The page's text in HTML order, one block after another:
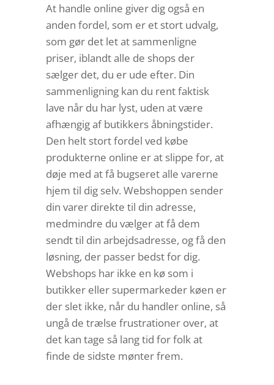
At handle online giver dig også en
anden fordel, som er et stort udvalg,
som gør det let at sammenligne
priser, iblandt alle de shops der
sælger det, du er ude efter. Din
sammenligning kan du rent faktisk
lave når du har lyst, uden at være
afhængig af butikkers åbningstider.
Den helt stort fordel ved købe
produkterne online er at slippe for, at
døje med at få bugseret alle varerne
hjem til dig selv. Webshoppen sender
din varer direkte til din adresse,
medmindre du vælger at få dem
sendt til din arbejdsadresse, og få den
løsning, der passer bedst for dig.
Webshops har ikke en kø som i
butikker eller supermarkeder køen er
der slet ikke, når du handler online, så
ungå de trælse frustrationer over, at
det kan tage så lang tid for folk at
finde de sidste mønter frem.